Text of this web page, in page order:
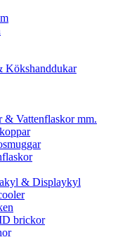
Kökshanddukar
& Vattenflaskor mm.
& Displaykyl
brickor